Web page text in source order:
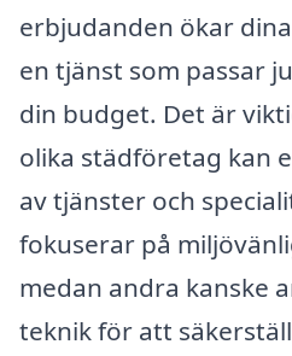
erbjudanden ökar
en tjänst som passar
din budget. Det är
olika städföretag kan
av tjänster och
fokuserar på
medan andra kanske
teknik för att